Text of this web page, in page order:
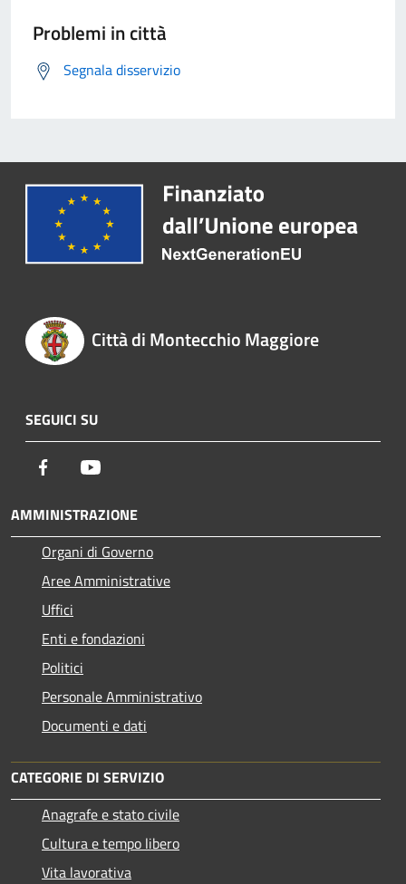
Problemi in città
Segnala disservizio
Città di Montecchio Maggiore
SEGUICI SU
Facebook
AMMINISTRAZIONE
Organi di Governo
Aree Amministrative
Uffici
Enti e fondazioni
Politici
Personale Amministrativo
Documenti e dati
CATEGORIE DI SERVIZIO
Anagrafe e stato civile
Cultura e tempo libero
Vita lavorativa